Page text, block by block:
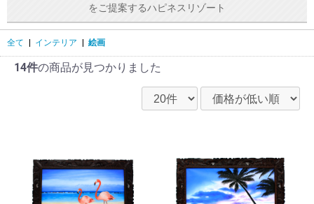
をご提案するハピネスリゾート
全て インテリア 絵画
14件の商品が見つかりました